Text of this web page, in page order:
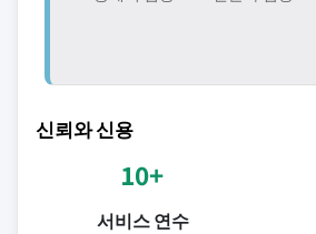
신뢰와 신용
10+
서비스 연수